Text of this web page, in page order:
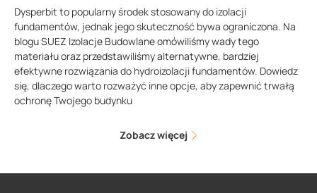
Dysperbit to popularny środek stosowany do izolacji
fundamentów, jednak jego skuteczność bywa ograniczona. Na
blogu SUEZ Izolacje Budowlane omówiliśmy wady tego
materiału oraz przedstawiliśmy alternatywne, bardziej
efektywne rozwiązania do hydroizolacji fundamentów. Dowiedz
się, dlaczego warto rozważyć inne opcje, aby zapewnić trwałą
ochronę Twojego budynku
Zobacz więcej